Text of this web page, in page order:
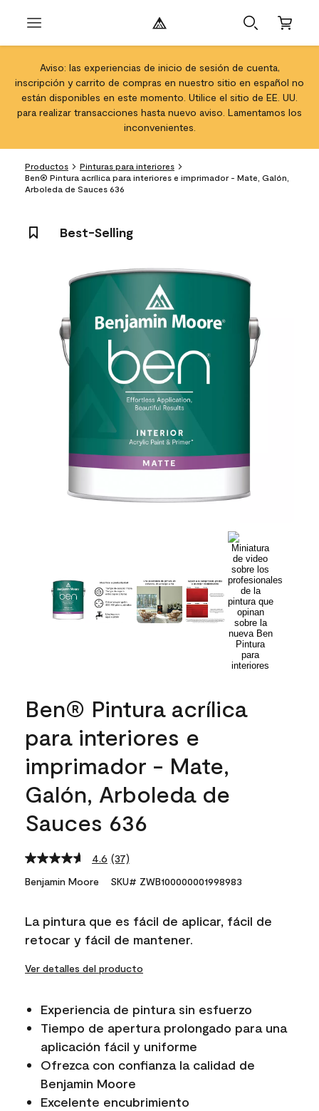
Aviso: las experiencias de inicio de sesión de cuenta,
inscripción y carrito de compras en nuestro sitio en español no
están disponibles en este momento. Utilice el sitio de EE. UU.
para realizar transacciones hasta nuevo aviso. Lamentamos los
inconvenientes.
Productos
Pinturas para interiores
Ben® Pintura acrílica para interiores e imprimador - Mate, Galón,
Arboleda de Sauces 636
Best-Selling
Ben® Pintura acrílica
para interiores e
imprimador - Mate,
Galón, Arboleda de
Sauces 636
4.6 Read
37
Reviews.
link.
(37)
Benjamin Moore SKU# ZWB100000001998983
La pintura que es fácil de aplicar, fácil de
retocar y fácil de mantener.
Ver detalles del producto
Experiencia de pintura sin esfuerzo
Tiempo de apertura prolongado para una
aplicación fácil y uniforme
Ofrezca con confianza la calidad de
Benjamin Moore
Excelente encubrimiento